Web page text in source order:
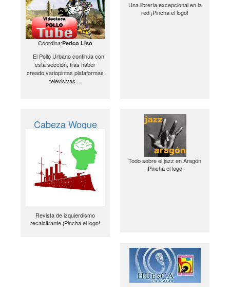
Coordina:Perico Liso
El Pollo Urbano continúa con
esta sección, tras haber
creado variopintas plataformas
televisivas…
Una librería excepcional en la
red ¡Pincha el logo!
Cabeza Woque
Revista de izquierdismo
recalcitrante ¡Pincha el logo!
Todo sobre el jazz en Aragón
¡Pincha el logo!